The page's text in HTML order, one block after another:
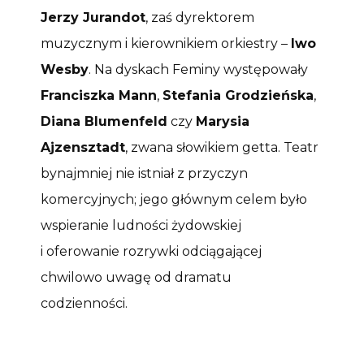
Jerzy Jurandot, zaś dyrektorem
muzycznym i kierownikiem orkiestry – Iwo
Wesby. Na dyskach Feminy występowały
Franciszka Mann, Stefania Grodzieńska,
Diana Blumenfeld czy Marysia
Ajzensztadt, zwana słowikiem getta. Teatr
bynajmniej nie istniał z przyczyn
komercyjnych; jego głównym celem było
wspieranie ludności żydowskiej
i oferowanie rozrywki odciągającej
chwilowo uwagę od dramatu
codzienności.